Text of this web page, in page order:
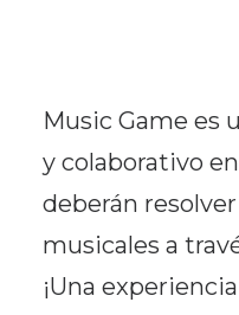
Music Game es
y colaborativo
deberán
musicales a
¡Una